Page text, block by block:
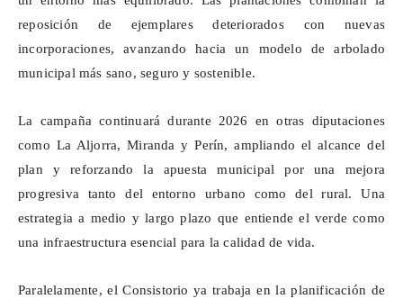
reposición de ejemplares deteriorados con nuevas
incorporaciones, avanzando hacia un modelo de arbolado
municipal más sano, seguro y sostenible.
La campaña continuará durante 2026 en otras diputaciones
como La Aljorra, Miranda yPerín, ampliando el alcance del
plan y reforzando la apuesta municipal por una mejora
progresiva tanto del entorno urbano como del rural. Una
estrategia a medio y largo plazo que entiende el verde como
una infraestructura esencial para la calidad de vida.
Paralelamente, el Consistorio ya trabaja en la planificación de